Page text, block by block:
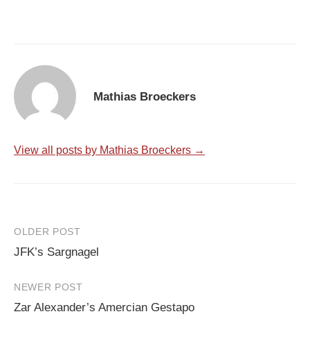
Mathias Broeckers
View all posts by Mathias Broeckers →
Post
navigation
OLDER POST
JFK’s Sargnagel
NEWER POST
Zar Alexander’s Amercian Gestapo